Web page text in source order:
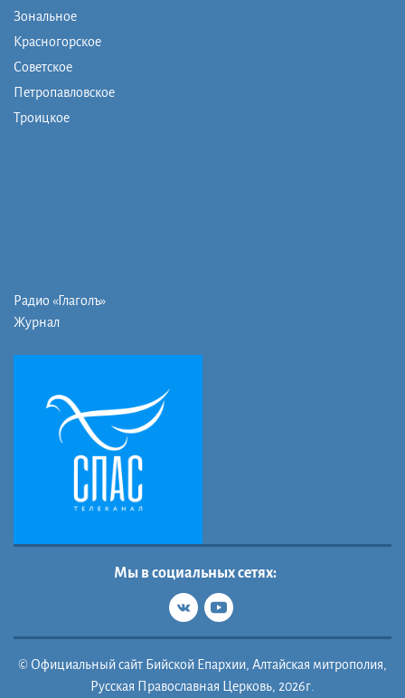
Зональное
Красногорское
Советское
Петропавловское
Троицкое
Радио «Глаголъ»
Журнал
Мы в социальных сетях:
© Официальный сайт Бийской Епархии, Алтайская митрополия,
Русская Православная Церковь, 2026г.